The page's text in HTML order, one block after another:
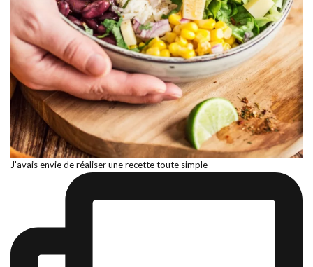
J'avais envie de réaliser une recette toute simple